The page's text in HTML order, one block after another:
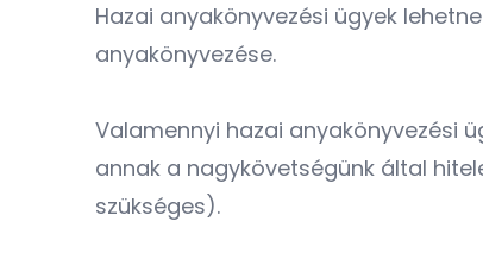
Hazai anyakönyvezési ügyek
anyakönyvezése.
Valamennyi hazai anyakönyvezési
annak a nagykövetségünk által
szükséges).